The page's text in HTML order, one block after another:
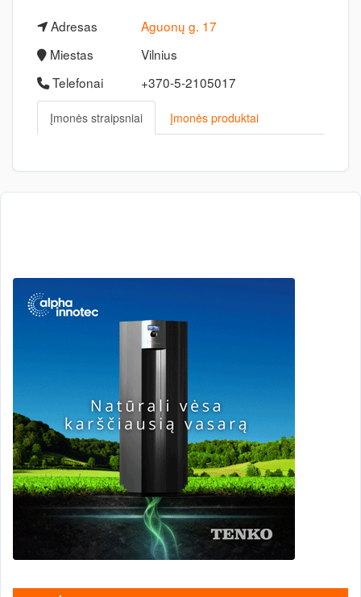
Adresas
Aguonų g. 17
Miestas
Vilnius
Telefonai
+370-5-2105017
Įmonės straipsniai Įmonės produktai